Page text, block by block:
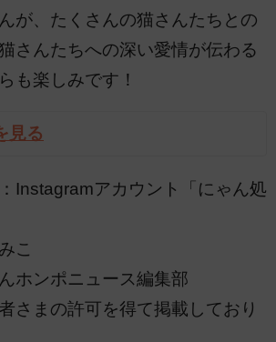
が、たくさんの猫さんたちとの
さんたちへの深い愛情が伝わる
も楽しみです！
見る
Instagramアカウント「にゃん処
こ
ホンポニュース編集部
さまの許可を得て掲載しており